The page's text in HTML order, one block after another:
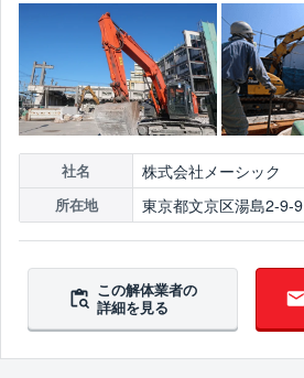
社名 株式会社メーシック
所在地 東京都文京区湯島2-9-9
この解体業者の
詳細を見る